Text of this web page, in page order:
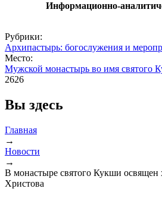
Информационно-
Рубрики:
Архипастырь: богослужения и
Место:
Мужской монастырь во имя святого
2626
Вы здесь
Главная
→
Новости
→
В монастыре святого Кукши освящен
Христова